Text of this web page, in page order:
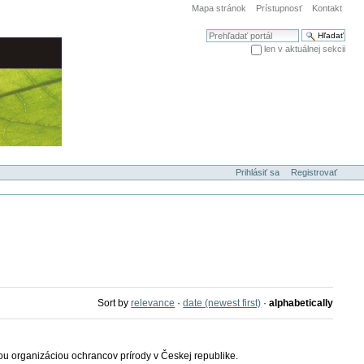
Mapa stránok Prístupnosť Kontakt
Hľadať
len v aktuálnej sekcii
Prihlásiť sa
Registrovať
Sort by relevance · date (newest first) · alphabetically
organizáciou ochrancov prírody v Českej republike.